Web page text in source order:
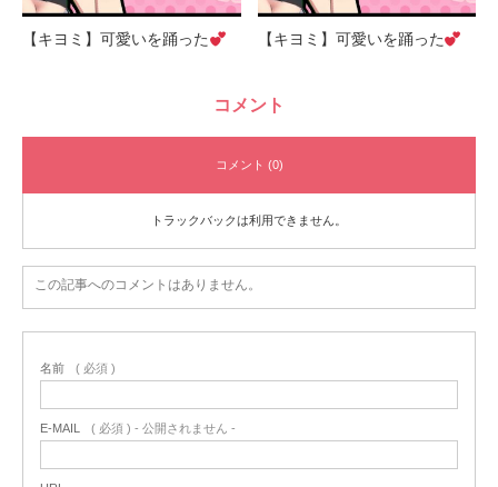
【キヨミ】可愛いを踊った 【キヨミ】可愛いを踊った
コメント
コメント (0)
トラックバックは利用できません。
この記事へのコメントはありません。
名前 ( 必須 )
E-MAIL ( 必須 ) - 公開されません -